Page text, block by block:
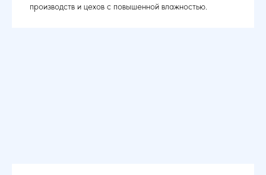
производств и цехов с повышенной влажностью.